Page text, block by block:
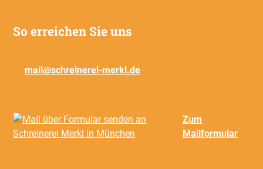
So erreichen Sie uns
mail@schreinerei-merkl.de
Zum
Mailformular